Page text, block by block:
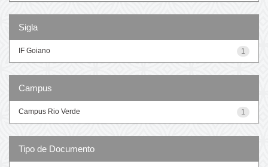
Sigla
1
IF Goiano
Campus
1
Campus Rio Verde
Tipo de Documento